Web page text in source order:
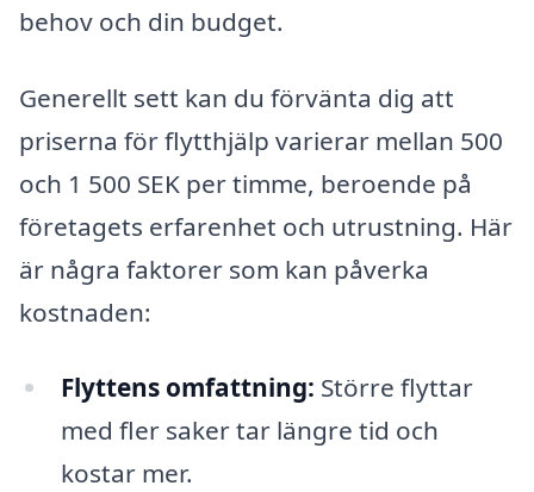
behov och din budget.
Generellt sett kan du förvänta dig att
priserna för flytthjälp varierar mellan 500
och 1 500 SEK per timme, beroende på
företagets erfarenhet och utrustning. Här
är några faktorer som kan påverka
kostnaden:
Flyttens omfattning: Större flyttar
med fler saker tar längre tid och
kostar mer.